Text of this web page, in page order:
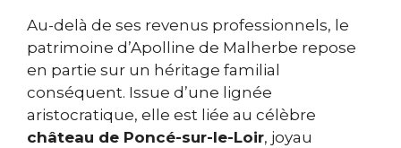
Au-delà de ses revenus professionnels, le
patrimoine d’Apolline de Malherbe repose
en partie sur un héritage familial
conséquent. Issue d’une lignée
aristocratique, elle est liée au célèbre
château de Poncé-sur-le-Loir, joyau